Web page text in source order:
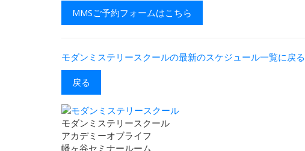
MMSご予約フォームはこちら
モダンミステリースクールの最新のスケジュール一覧に戻る
戻る
モダンミステリースクール
アカデミーオブライフ
幡ヶ谷セミナールーム